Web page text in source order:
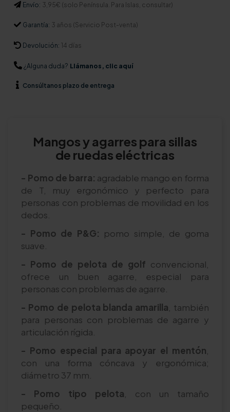
Envío: 3,95€ (solo Península. Para Islas, consultar)
Garantía: 3 años (Servicio Post-venta)
Devolución: 14 días
¿Alguna duda? Llámanos, clic aquí
Consúltanos plazo de entrega
Mangos y agarres para sillas
de ruedas eléctricas
- Pomo de barra: agradable mango en forma
de T, muy ergonómico y perfecto para
personas con problemas de movilidad en los
dedos.
- Pomo de P&G: pomo simple, de goma
suave.
- Pomo de pelota de golf convencional,
ofrece un buen agarre, especial para
personas con problemas de agarre.
- Pomo de pelota blanda amarilla , también
para personas con problemas de agarre y
articulación rígida.
- Pomo especial para apoyar el mentón
con una forma cóncava y ergonómica;
diámetro 37 mm.
- Pomo tipo pelota , con un tamaño
pequeño.